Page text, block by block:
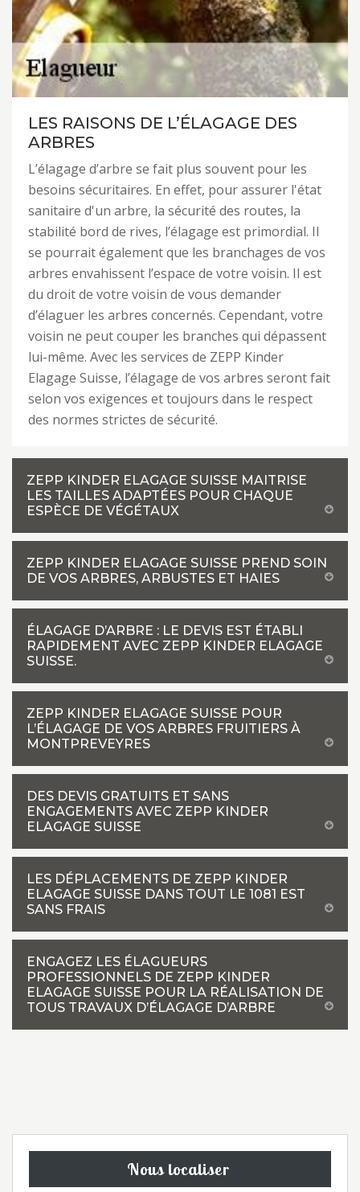
LES RAISONS DE L’ÉLAGAGE DES
ARBRES
L’élagage d’arbre se fait plus souvent pour les
besoins sécuritaires. En effet, pour assurer l'état
sanitaire d'un arbre, la sécurité des routes, la
stabilité bord de rives, l’élagage est primordial. Il
se pourrait également que les branchages de vos
arbres envahissent l’espace de votre voisin. Il est
du droit de votre voisin de vous demander
d’élaguer les arbres concernés. Cependant, votre
voisin ne peut couper les branches qui dépassent
lui-même. Avec les services de ZEPP Kinder
Elagage Suisse, l’élagage de vos arbres seront fait
selon vos exigences et toujours dans le respect
des normes strictes de sécurité.
ZEPP KINDER ELAGAGE SUISSE MAITRISE
LES TAILLES ADAPTÉES POUR CHAQUE
ESPÈCE DE VÉGÉTAUX
ZEPP KINDER ELAGAGE SUISSE PREND SOIN
DE VOS ARBRES, ARBUSTES ET HAIES
ÉLAGAGE D’ARBRE : LE DEVIS EST ÉTABLI
RAPIDEMENT AVEC ZEPP KINDER ELAGAGE
SUISSE.
ZEPP KINDER ELAGAGE SUISSE POUR
L’ÉLAGAGE DE VOS ARBRES FRUITIERS À
MONTPREVEYRES
DES DEVIS GRATUITS ET SANS
ENGAGEMENTS AVEC ZEPP KINDER
ELAGAGE SUISSE
LES DÉPLACEMENTS DE ZEPP KINDER
ELAGAGE SUISSE DANS TOUT LE 1081 EST
SANS FRAIS
ENGAGEZ LES ÉLAGUEURS
PROFESSIONNELS DE ZEPP KINDER
ELAGAGE SUISSE POUR LA RÉALISATION DE
TOUS TRAVAUX D’ÉLAGAGE D’ARBRE
Nous localiser